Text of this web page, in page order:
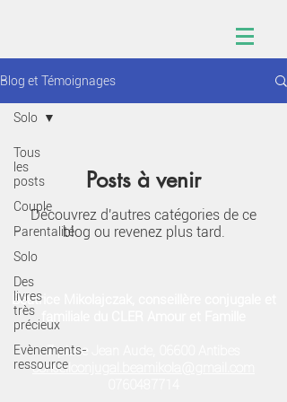
Blog et Témoignages
Tous
les
posts
Couple
Parentalité
Solo
Des
livres
très
précieux
Evènements-
ressource
Solo
Posts à venir
Découvrez d'autres catégories de ce
blog ou revenez plus tard.
Béatrice Mikolajczak, conseillère conjugale et
7 place Jean Aude, 06600 Antibes
conseilconjugal.beamikola@gmail.com